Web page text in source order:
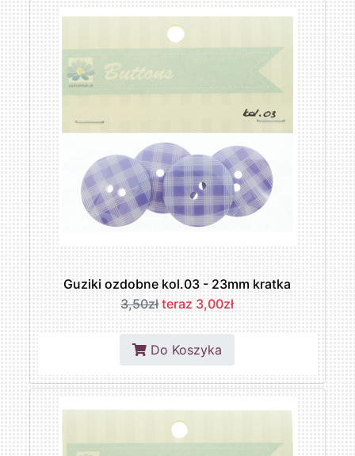
Guziki ozdobne kol.03 - 23mm kratka
3,50zł teraz 3,00zł
Do Koszyka